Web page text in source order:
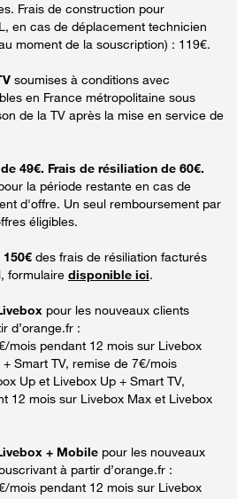
Frais de construction pour
en cas de déplacement technicien
moment de la souscription) : 119€.
soumises à conditions avec
en France métropolitaine sous
de la TV après la mise en service de
49€. Frais de résiliation de 60€.
la période restante en cas de
d'offre. Un seul remboursement par
éligibles.
150€ des frais de résiliation facturés
formulaire disponible ici.
pour les nouveaux clients
d’orange.fr :
mois pendant 12 mois sur Livebox
Smart TV, remise de 7€/mois
Up et Livebox Up + Smart TV,
12 mois sur Livebox Max et Livebox
+ Mobile pour les nouveaux
à partir d’orange.fr :
mois pendant 12 mois sur Livebox